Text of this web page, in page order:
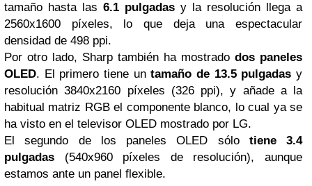
tamaño hasta las 6.1 pulgadas y la resolución llega a
2560x1600 píxeles, lo que deja una espectacular
densidad de 498 ppi.
Por otro lado, Sharp también ha mostrado dos paneles
OLED. El primero tiene untamaño de 13.5 pulgadas y
resolución 3840x2160 píxeles (326 ppi), y añade a la
habitual matriz RGB el componente blanco, lo cual ya se
ha visto en el televisor OLED mostrado por LG.
El segundo de los paneles OLED sólo tiene 3.4
pulgadas (540x960 píxeles de resolución), aunque
estamos ante un panel flexible.